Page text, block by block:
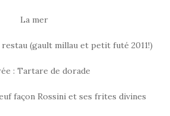
La mer
(gault millau et petit futé 2011!)
: Tartare de dorade
façon Rossini et ses frites divines